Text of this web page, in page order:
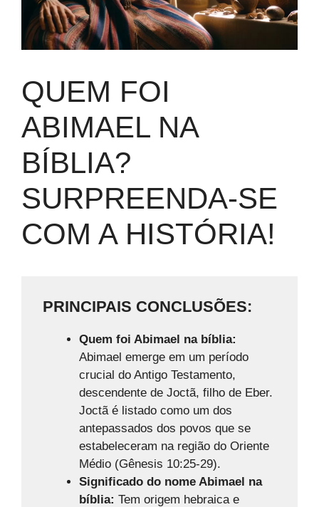
QUEM FOI
ABIMAEL NA
BÍBLIA?
SURPREENDA-SE
COM A HISTÓRIA!
PRINCIPAIS CONCLUSÕES:
Quem foi Abimael na bíblia:
Abimael emerge em um período
crucial do Antigo Testamento,
descendente de Joctã, filho de Eber.
Joctã é listado como um dos
antepassados dos povos que se
estabeleceram na região do Oriente
Médio (Gênesis 10:25-29).
Significado do nome Abimael na
bíblia: Tem origem hebraica e